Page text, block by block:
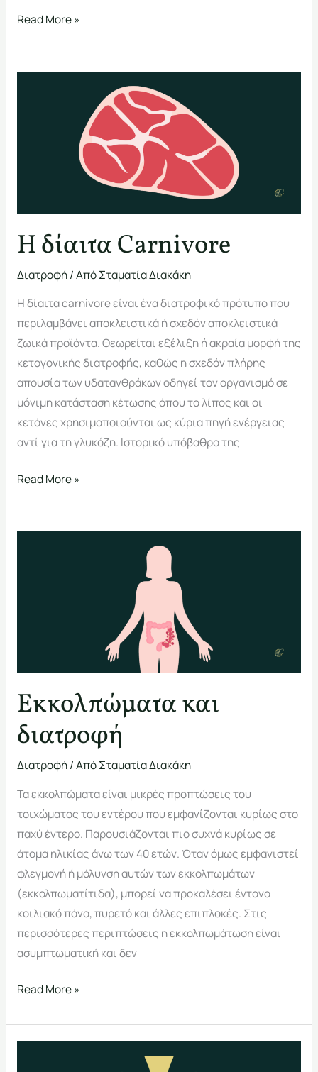
Read More »
Η δίαιτα Carnivore
Διατροφή/ ΑπόΣταματία Διακάκη
Η δίαιτα carnivore είναι ένα διατροφικό πρότυπο που
περιλαμβάνει αποκλειστικά ή σχεδόν αποκλειστικά
ζωικά προϊόντα. Θεωρείται εξέλιξη ή ακραία μορφή της
κετογονικής διατροφής, καθώς η σχεδόν πλήρης
απουσία των υδατανθράκων οδηγεί τον οργανισμό σε
μόνιμη κατάσταση κέτωσης όπου το λίπος και οι
κετόνες χρησιμοποιούνται ως κύρια πηγή ενέργειας
αντί για τη γλυκόζη. Ιστορικό υπόβαθρο της
Read More »
Εκκολπώματα και
διατροφή
Διατροφή/ ΑπόΣταματία Διακάκη
Τα εκκολπώματα είναι μικρές προπτώσεις του
τοιχώματος του εντέρου που εμφανίζονται κυρίως στο
παχύ έντερο. Παρουσιάζονται πιο συχνά κυρίως σε
άτομα ηλικίας άνω των 40 ετών. Όταν όμως εμφανιστεί
φλεγμονή ή μόλυνση αυτών των εκκολπωμάτων
(εκκολπωματίτιδα), μπορεί να προκαλέσει έντονο
κοιλιακό πόνο, πυρετό και άλλες επιπλοκές. Στις
περισσότερες περιπτώσεις η εκκολπωμάτωση είναι
ασυμπτωματική και δεν
Read More »